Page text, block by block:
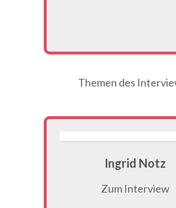
Themen des
Ingrid Notz
Zum Interview